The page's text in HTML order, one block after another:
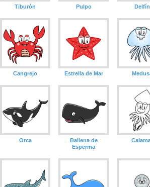
Tiburón Pulpo Delfín
Cangrejo Estrella de Mar
Orca
Ballena de
Esperma